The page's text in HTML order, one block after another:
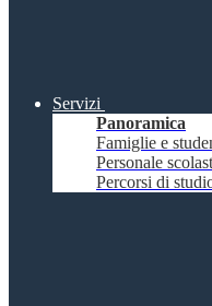
Servizi
Panoramica
Famiglie e
Personale
Percorsi di